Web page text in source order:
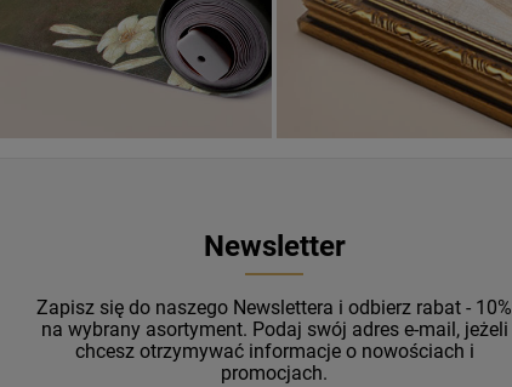
Newsletter
Zapisz się do naszego Newslettera i odbierz rabat - 10%
na wybrany asortyment. Podaj swój adres e-mail, jeżeli
chcesz otrzymywać informacje o nowościach i
promocjach.